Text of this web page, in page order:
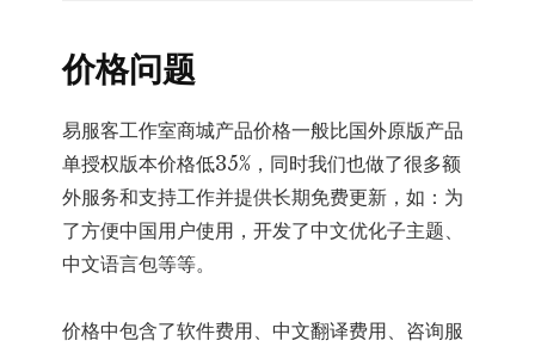
价格问题
易服客工作室商城产品价格一般比国外原版产品
单授权版本价格低35%，同时我们也做了很多额
外服务和支持工作并提供长期免费更新，如：为
了方便中国用户使用，开发了中文优化子主题、
中文语言包等等。
价格中包含了软件费用、中文翻译费用、咨询服